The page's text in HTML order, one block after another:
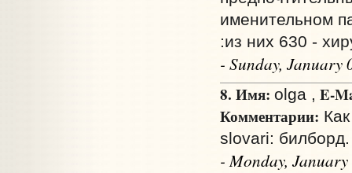
именительном
:из них 630 -
- Sunday,
8. Имя: olga , E-
Комментарии:
slovari: билборд.
- Monday,